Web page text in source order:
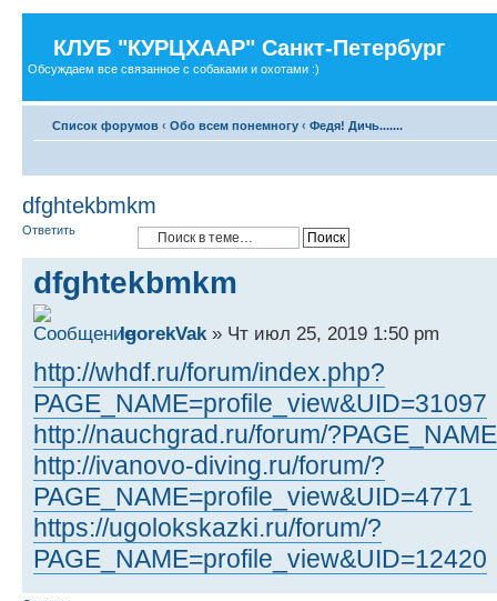
КЛУБ "КУРЦХААР" Санкт-Петербург
Обсуждаем все связанное с собаками и охотами :)
Список форумов ‹ Обо всем понемногу ‹ Федя! Дичь.......
dfghtekbmkm
Ответить
dfghtekbmkm
IgorekVak » Чт июл 25, 2019 1:50 pm
http://whdf.ru/forum/index.php?
PAGE_NAME=profile_view&UID=31097
http://nauchgrad.ru/forum/
http://ivanovo-diving.ru/forum/?
PAGE_NAME=profile_view&UID=4771
https://ugolokskazki.ru/forum/?
PAGE_NAME=profile_view&UID=12420